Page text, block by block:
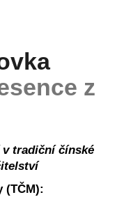
z
tradiční čínské
(TČM):